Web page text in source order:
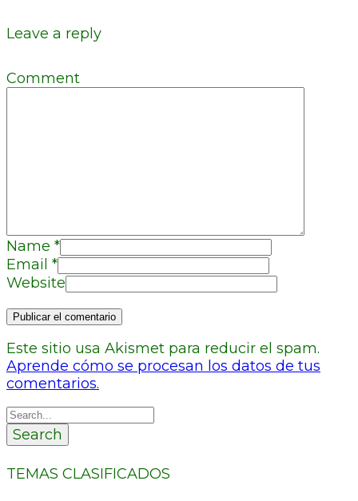
Leave a reply
Comment
Name *
Email *
Website
Este sitio usa Akismet para reducir el spam.
Aprende cómo se procesan los datos de tus
comentarios.
Search
TEMAS CLASIFICADOS